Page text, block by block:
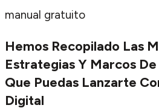
manual gratuito
Hemos Recopilado Las
Estrategias Y Marcos
Que Puedas Lanzarte
Digital